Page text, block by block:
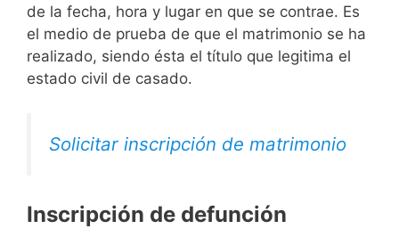
de la fecha, hora y lugar en que se contrae. Es
el medio de prueba de que el matrimonio se ha
realizado, siendo ésta el título que legitima el
estado civil de casado.
Solicitar inscripción de matrimonio
Inscripción de defunción